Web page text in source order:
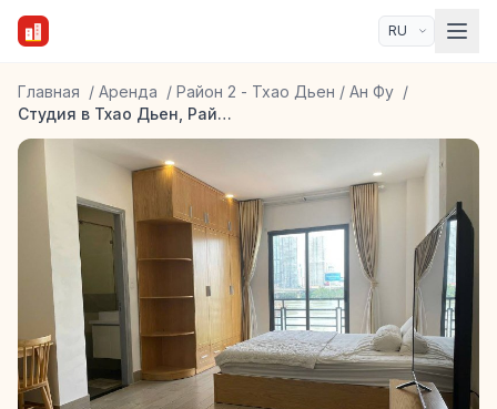
Главная / Аренда / Район 2 - Тхао Дьен / Ан Фу /
Студия в Тхао Дьен, Район 2